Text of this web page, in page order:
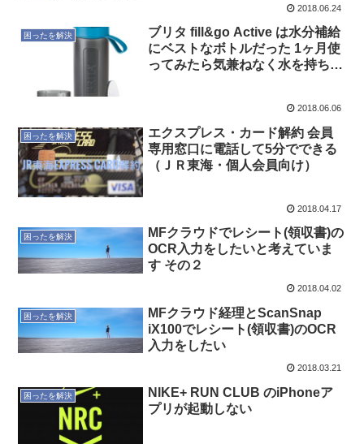
2018.06.24
困ったを解決
ブリタ fill&go Active は水分補給
にベストなボトルだった 1ヶ月使
ってみたら気兼ねなく水を持ち運
2018.06.06
困ったを解決
エクスプレス・カード解約 会員
専用窓口に電話して5分でできる
（ＪＲ東海・個人会員向け）
2018.04.17
困ったを解決
MFクラウドでレシート(領収書)の
OCR入力をしたいと考えていま
す その２
2018.04.02
困ったを解決
MFクラウド経理とScanSnap
iX100でレシート(領収書)のOCR
入力をしたい
2018.03.21
困ったを解決
NIKE+ RUN CLUB のiPhoneア
プリが起動しない